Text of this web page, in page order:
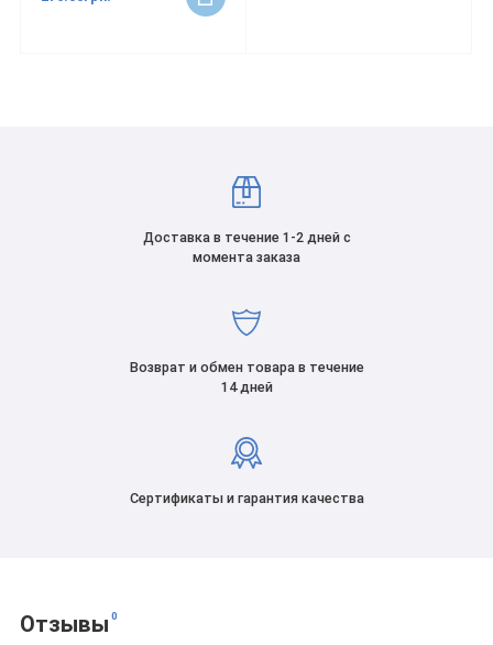
Доставка в течение 1-2 дней с
момента заказа
Возврат и обмен товара в течение
14 дней
Сертификаты и гарантия качества
Отзывы 0